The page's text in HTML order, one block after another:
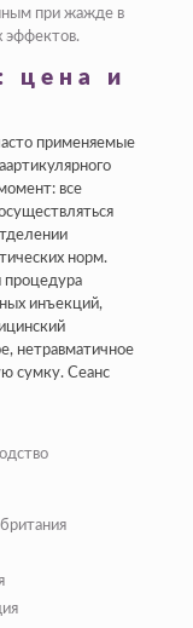
при жажде в
эффектов.
цена и
применяемые
все
норм.
процедура
инъекций,
нетравматичное
сумку. Сеанс